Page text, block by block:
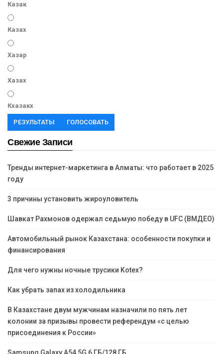
Казак
Казах
Хазар
Хазах
Кхазакх
РЕЗУЛЬТАТЫ ГОЛОСОВАТЬ
Свежие Записи
Тренды интернет-маркетинга в Алматы: что работает в 2025
году
3 причины установить жироуловитель
Шавкат Рахмонов одержал седьмую победу в UFC (ВМДЕО)
Автомобильный рынок Казахстана: особенности покупки и
финансирования
Для чего нужны ночные трусики Kotex?
Как убрать запах из холодильника
В Казахстане двум мужчинам назначили по пять лет
колонии за призывы провести референдум «с целью
присоединения к России»